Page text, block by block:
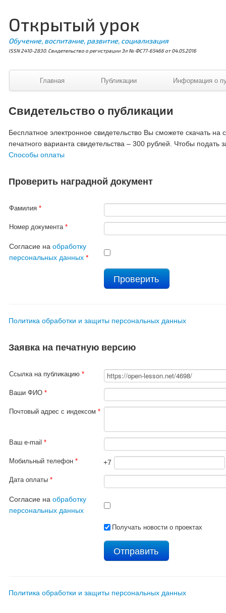
Открытый урок
Обучение, воспитание, развитие, социализация
ISSN 2410-2830. Свидетельство о регистрации Эл № ФС77-65466 от 04.05.2016
Главная Публикации Информация о
Свидетельство о публикации
Бесплатное электронное свидетельство Вы сможете скачать на
печатного варианта свидетельства – 300 рублей. Чтобы подать
Способы оплаты
Проверить наградной документ
Фамилия*
Номер документа*
Согласие наобработку
персональных данных *
Политика обработки и защиты персональных данных
Заявка на печатную версию
Ссылка на публикацию*
Ваши ФИО*
Почтовый адрес с индексом*
Ваш e-mail*
Мобильный телефон* +7
Дата оплаты*
Согласие наобработку
персональных данных
Получать новости о проектах
Политика обработки и защиты персональных данных